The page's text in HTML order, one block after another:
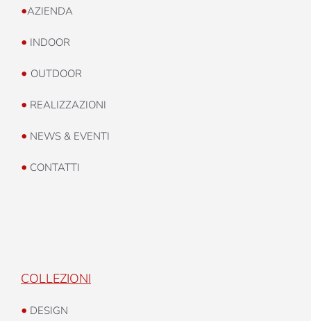
•AZIENDA
• INDOOR
• OUTDOOR
• REALIZZAZIONI
• NEWS & EVENTI
• CONTATTI
COLLEZIONI
• DESIGN